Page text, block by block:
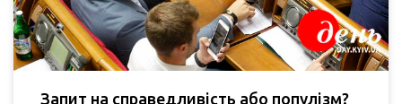
Запит на справедливість або популізм?